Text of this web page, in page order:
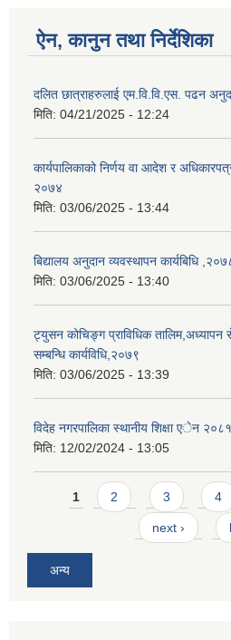
ऐन, कानुन तथा निर्देशिका
दलित छात्राहरुलाई एम.वि.वि.एस. पढन
मिति: 04/21/2025 - 12:24
कार्यपालिकाको निर्णय वा आदेश र
२०७४
मिति: 03/06/2025 - 13:44
बिद्यालय अनुदान व्यवस्थापन कार्यबिधि
मिति: 03/06/2025 - 13:40
ट्युसन कोचिङ्ग प्राविधिक तालिम,अध्यापन
सम्बन्धि कार्यविधि,२०७९
मिति: 03/06/2025 - 13:39
विदेह नगरपालिका स्थानीय शिक्षा एेन २०८१
मिति: 12/02/2024 - 13:05
Pages
1 2 3 4
next ›
अन्य